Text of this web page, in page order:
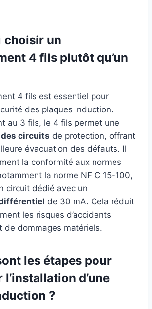
choisir un
4 fils plutôt qu’un
4 fils est essentiel pour
des plaques induction.
au 3 fils, le 4 fils permet une
circuits de protection, offrant
évacuation des défauts. Il
la conformité aux normes
la norme NF C 15-100,
circuit dédié avec un
de 30 mA. Cela réduit
les risques d’accidents
de dommages matériels.
les étapes pour
d’une
?